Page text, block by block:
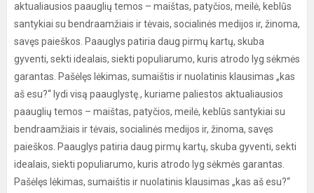
aktualiausios paauglių temos – maištas, patyčios, meilė, keblūs
santykiai su bendraamžiais ir tėvais, socialinės medijos ir, žinoma,
savęs paieškos. Paauglys patiria daug pirmų kartų, skuba
gyventi, sekti idealais, siekti populiarumo, kuris atrodo lyg sėkmės
garantas. Pašėlęs lėkimas, sumaištis ir nuolatinis klausimas „kas
aš esu?“ lydi visą paauglystę., kuriame paliestos aktualiausios
paauglių temos – maištas, patyčios, meilė, keblūs santykiai su
bendraamžiais ir tėvais, socialinės medijos ir, žinoma, savęs
paieškos. Paauglys patiria daug pirmų kartų, skuba gyventi, sekti
idealais, siekti populiarumo, kuris atrodo lyg sėkmės garantas.
Pašėlęs lėkimas, sumaištis ir nuolatinis klausimas „kas aš esu?“